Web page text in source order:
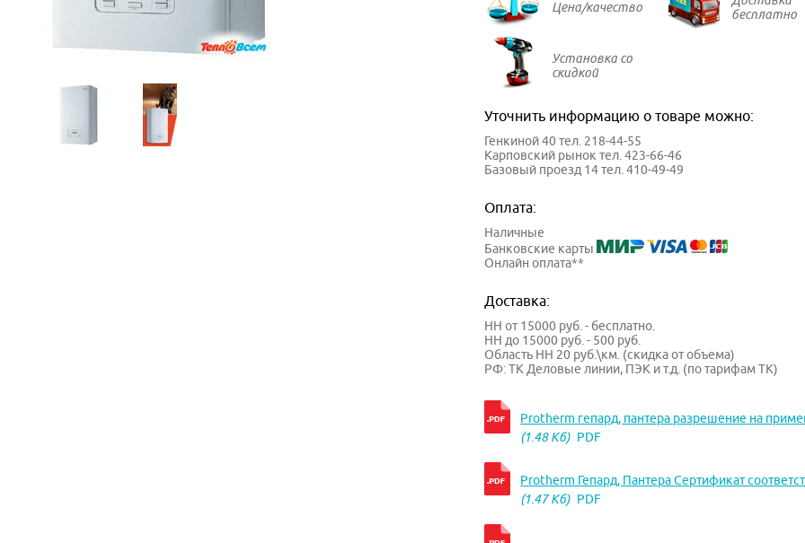
Цена/качество
бесплатно
Установка со
скидкой
Уточнить информацию о товаре можно:
Генкиной 40 тел. 218-44-55
Карповский рынок тел. 423-66-46
Базовый проезд 14 тел. 410-49-49
Оплата:
Наличные
Банковские карты
Онлайн оплата**
Доставка:
НН от 15000 руб. - бесплатно.
НН до 15000 руб. - 500 руб.
Область НН 20 руб.\км. (скидка от объема)
РФ: ТК Деловые линии, ПЭК и т.д. (по тарифам ТК)
Protherm гепард, пантера разрешение на
(1.48 Кб) PDF
Protherm Гепард, Пантера Сертификат
(1.47 Кб) PDF